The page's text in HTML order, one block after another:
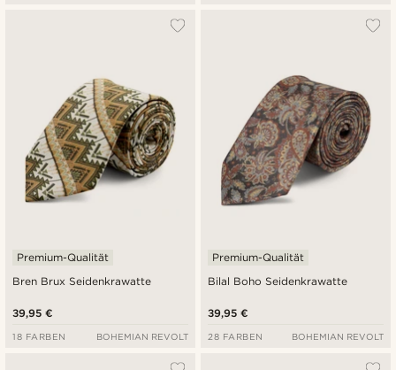
Bren Brux Seidenkrawatte
Premium-Qualität
39,95 €
18 FARBEN BOHEMIAN REVOLT
Bilal Boho Seidenkrawatte
Premium-Qualität
39,95 €
28 FARBEN BOHEMIAN REVOLT